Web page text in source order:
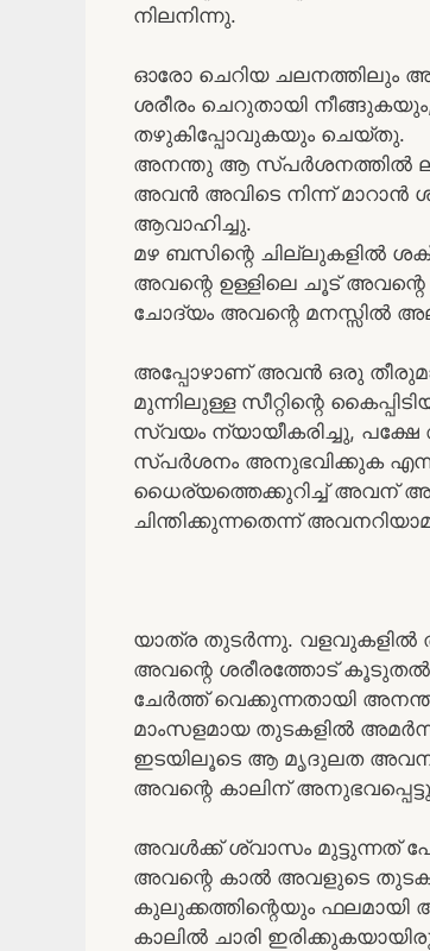
നിലനിന്നു.
ഓരോ ചെറിയ ചലനത്തിലും
ശരീരം ചെറുതായി
തഴുകിപ്പോവുകയും ചെയ്തു.
അനന്തു ആ സ്പർശനത്തിൽ
അവൻ അവിടെ നിന്ന് മാറാൻ
ആവാഹിച്ചു.
മഴ ബസിന്റെ ചില്ലുകളിൽ
അവന്റെ ഉള്ളിലെ ചൂട് അവന്റെ
ചോദ്യം അവന്റെ മനസ്സിൽ
അപ്പോഴാണ് അവൻ ഒരു
മുന്നിലുള്ള സീറ്റിന്റെ
സ്വയം ന്യായീകരിച്ചു, പക്ഷേ
സ്പർശനം അനുഭവിക്കുക
ധൈര്യത്തെക്കുറിച്ച് അവന്
ചിന്തിക്കുന്നതെന്ന്
യാത്ര തുടർന്നു. വളവുകളിൽ
അവന്റെ ശരീരത്തോട്
ചേർത്ത് വെക്കുന്നതായി
മാംസളമായ തുടകളിൽ
ഇടയിലൂടെ ആ മൃദുലത
അവന്റെ കാലിന്
അവൾക്ക് ശ്വാസം മുട്ടുന്നത്
അവന്റെ കാൽ അവളുടെ
കുലുക്കത്തിന്റെയും
കാലിൽ ചാരി